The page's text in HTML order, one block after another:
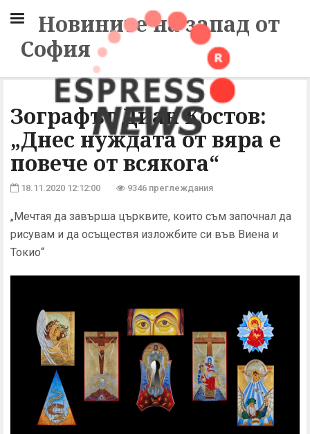
Новините на запад от
София
Зографът Диан Костов:
„Днес нуждата от вяра е
повече от всякога“
18.11.2020 12:12:00 9346 преглеждания
„Мечтая да завърша църквите, които съм започнал да
рисувам и да осъществя изложбите си във Виена и
Токио“